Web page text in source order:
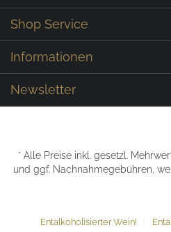
Shop Service
Informationen
Newsletter
* Alle Preise inkl. gesetzl.
und ggf. Nachnahmegebühren,
Entalkoholisierter Wein!